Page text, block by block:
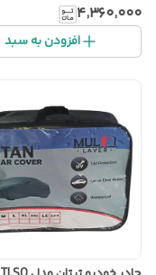
۴٬۳۶۰٬۰۰۰
افزودن به سبد